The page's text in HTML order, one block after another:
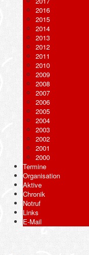
2016
2015
2014
2013
2012
2011
2010
2009
2008
2007
2006
2005
2004
2003
2002
2001
2000
Termine
Organisation
Aktive
Chronik
Notruf
Links
E-Mail